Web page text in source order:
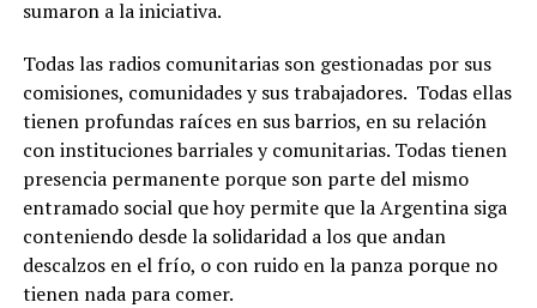
sumaron a la iniciativa.
Todas las radios comunitarias son gestionadas por sus
comisiones, comunidades y sus trabajadores. Todas ellas
tienen profundas raíces en sus barrios, en su relación
con instituciones barriales y comunitarias. Todas tienen
presencia permanente porque son parte del mismo
entramado social que hoy permite que la Argentina siga
conteniendo desde la solidaridad a los que andan
descalzos en el frío, o con ruido en la panza porque no
tienen nada para comer.